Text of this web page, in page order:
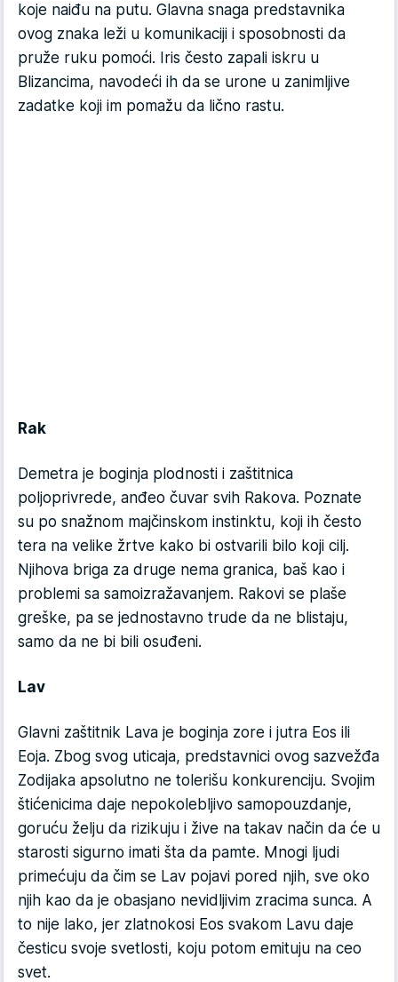
koje naiđu na putu. Glavna snaga predstavnika
ovog znaka leži u komunikaciji i sposobnosti da
pruže ruku pomoći. Iris često zapali iskru u
Blizancima, navodeći ih da se urone u zanimljive
zadatke koji im pomažu da lično rastu.
Rak
Demetra je boginja plodnosti i zaštitnica
poljoprivrede, anđeo čuvar svih Rakova. Poznate
su po snažnom majčinskom instinktu, koji ih često
tera na velike žrtve kako bi ostvarili bilo koji cilj.
Njihova briga za druge nema granica, baš kao i
problemi sa samoizražavanjem. Rakovi se plaše
greške, pa se jednostavno trude da ne blistaju,
samo da ne bi bili osuđeni.
Lav
Glavni zaštitnik Lava je boginja zore i jutra Eos ili
Eoja. Zbog svog uticaja, predstavnici ovog sazvežđa
Zodijaka apsolutno ne tolerišu konkurenciju. Svojim
štićenicima daje nepokolebljivo samopouzdanje,
goruću želju da rizikuju i žive na takav način da će u
starosti sigurno imati šta da pamte. Mnogi ljudi
primećuju da čim se Lav pojavi pored njih, sve oko
njih kao da je obasjano nevidljivim zracima sunca. A
to nije lako, jer zlatnokosi Eos svakom Lavu daje
česticu svoje svetlosti, koju potom emituju na ceo
svet.